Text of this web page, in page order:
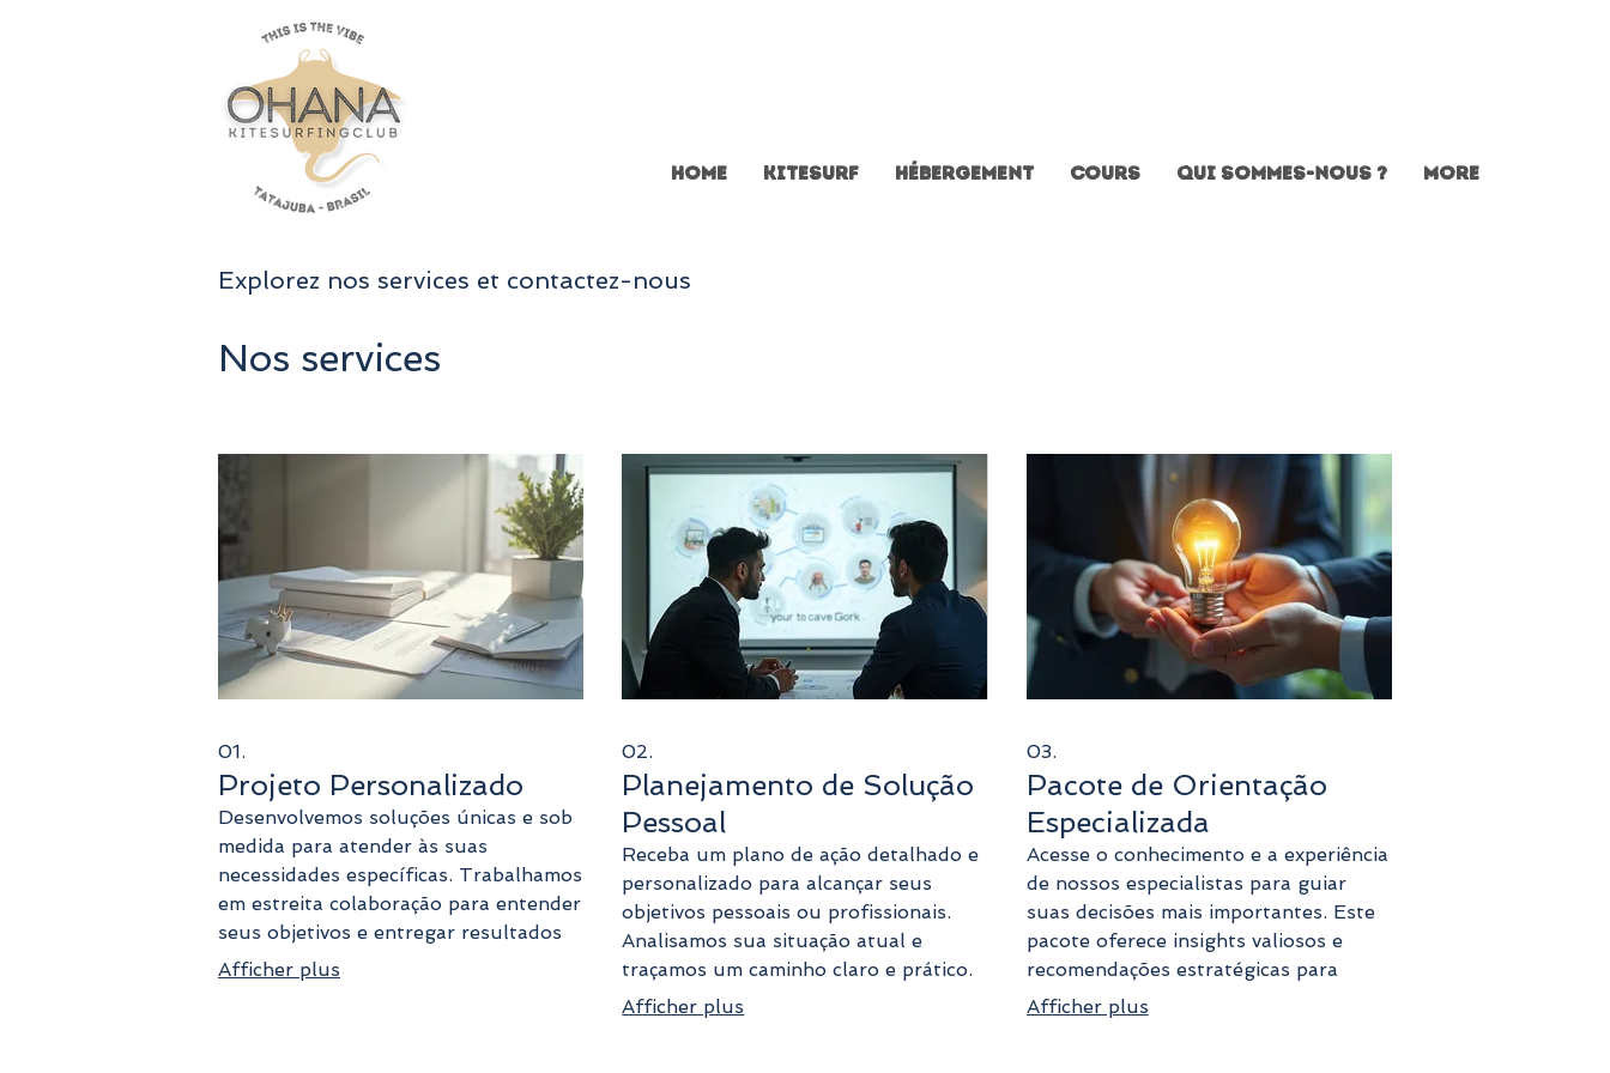
Home Kitesurf Hébergement Cours Qui sommes-nous ? More
Explorez nos services et contactez-nous
Nos services
01.
Projeto Personalizado
Desenvolvemos soluções únicas e sob
medida para atender às suas
necessidades específicas. Trabalhamos
em estreita colaboração para entender
seus objetivos e entregar resultados
excepcionais. Cada projeto é uma
Afficher plus
02.
Planejamento de Solução
Pessoal
Receba um plano de ação detalhado e
personalizado para alcançar seus
objetivos pessoais ou profissionais.
Analisamos sua situação atual e
traçamos um caminho claro e prático.
Este serviço oferece o suporte
Afficher plus
03.
Pacote de Orientação
Especializada
Acesse o conhecimento e a experiência
de nossos especialistas para guiar
suas decisões mais importantes. Este
pacote oferece insights valiosos e
recomendações estratégicas para
otimizar seus resultados. Beneficie-se
Afficher plus